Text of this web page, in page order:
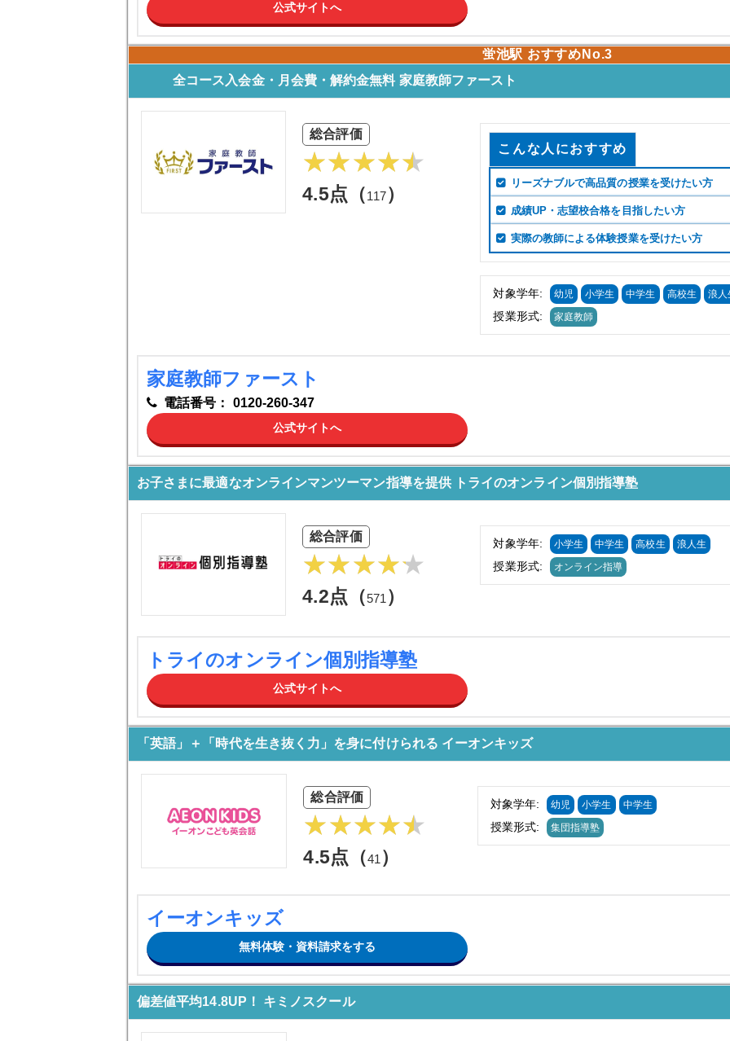
公式サイトへ
蛍池駅 おすすめNo.3
全コース入会金・月会費・解約金無料 家庭教師ファースト
総合評価
4.5点（117）
こんな人におすすめ
リーズナブルで高品質の授業を受けたい方
成績UP・志望校合格を目指したい方
実際の教師による体験授業を受けたい方
対象学年: 幼児 小学生 中学生 高校生 浪人
授業形式: 家庭教師
家庭教師ファースト
電話番号： 0120-260-347
公式サイトへ
お子さまに最適なオンラインマンツーマン指導を提供 トライのオンライン個別指導塾
総合評価
4.2点（571 ）
対象学年: 小学生 中学生 高校生 浪人生
授業形式: オンライン指導
トライのオンライン個別指導塾
公式サイトへ
「英語」＋「時代を生き抜く力」を身に付けられる イーオンキッズ
総合評価
4.5点（41 ）
対象学年: 幼児 小学生 中学生
授業形式: 集団指導塾
イーオンキッズ
無料体験・資料請求をする
偏差値平均14.8UP！ キミノスクール